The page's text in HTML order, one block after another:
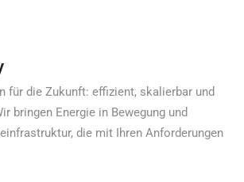
für die Zukunft: effizient, skalierbar und
bringen Energie in Bewegung und
die mit Ihren Anforderungen